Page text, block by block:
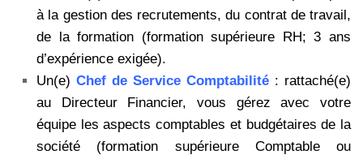
à la gestion des recrutements, du contrat de travail,
de la formation (formation supérieure RH; 3 ans
d’expérience exigée).
Un(e) Chef de Service Comptabilité : rattaché(e)
au Directeur Financier, vous gérez avec votre
équipe les aspects comptables et budgétaires de la
société (formation supérieure Comptable ou